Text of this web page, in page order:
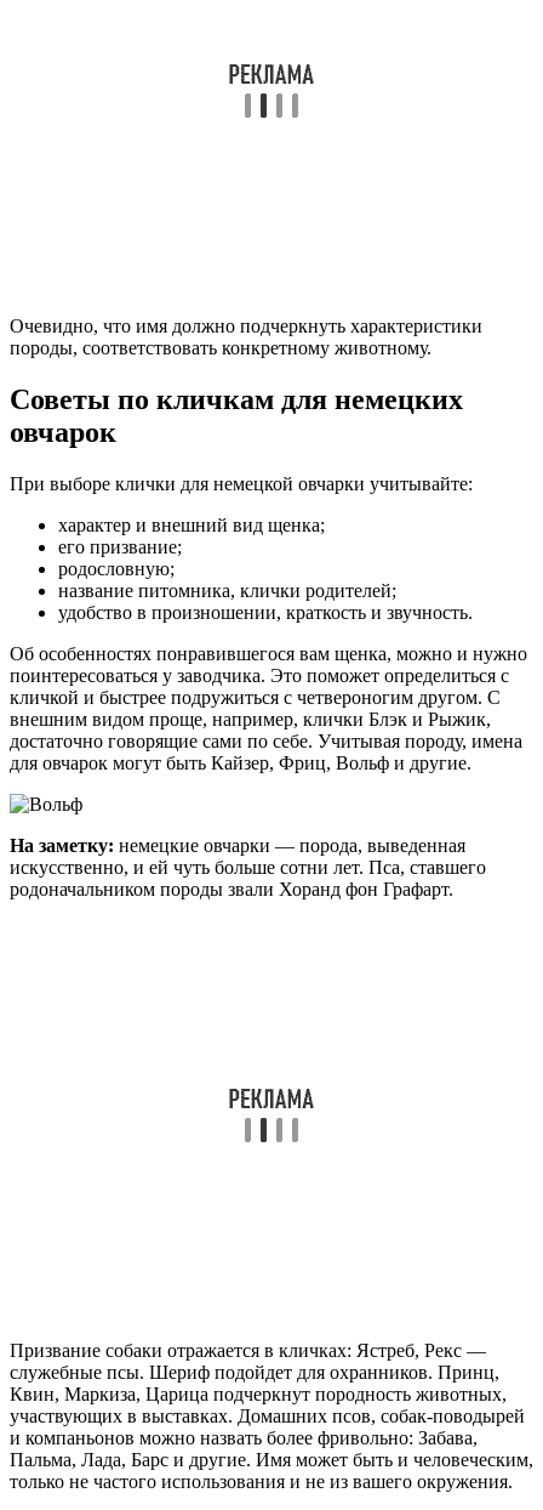
Очевидно, что имя должно подчеркнуть характеристики
породы, соответствовать конкретному животному.
Советы по кличкам для немецких
овчарок
При выборе клички для немецкой овчарки учитывайте:
характер и внешний вид щенка;
его призвание;
родословную;
название питомника, клички родителей;
удобство в произношении, краткость и звучность.
Об особенностях понравившегося вам щенка, можно и нужно
поинтересоваться у заводчика. Это поможет определиться с
кличкой и быстрее подружиться с четвероногим другом. С
внешним видом проще, например, клички Блэк и Рыжик,
достаточно говорящие сами по себе. Учитывая породу, имена
для овчарок могут быть Кайзер, Фриц, Вольф и другие.
На заметку: немецкие овчарки — порода, выведенная
искусственно, и ей чуть больше сотни лет. Пса, ставшего
родоначальником породы звали Хоранд фон Графарт.
Призвание собаки отражается в кличках: Ястреб, Рекс —
служебные псы. Шериф подойдет для охранников. Принц,
Квин, Маркиза, Царица подчеркнут породность животных,
участвующих в выставках. Домашних псов, собак-поводырей
и компаньонов можно назвать более фривольно: Забава,
Пальма, Лада, Барс и другие. Имя может быть и человеческим,
только не частого использования и не из вашего окружения.